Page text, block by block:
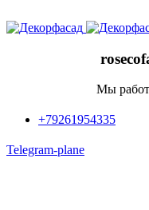
Мы
+79261954335
Telegram-plane